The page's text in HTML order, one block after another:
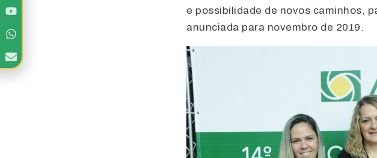
e possibilidade de novos caminhos,
anunciada para novembro de 2019.